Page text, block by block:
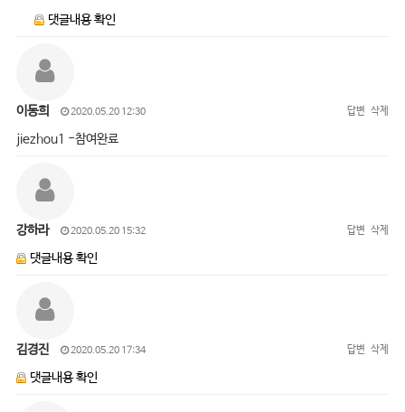
댓글내용 확인
이동희 2020.05.20 12:30 답변 삭제
jiezhou1 -참여완료
강하라 2020.05.20 15:32 답변 삭제
댓글내용 확인
김경진 2020.05.20 17:34 답변 삭제
댓글내용 확인